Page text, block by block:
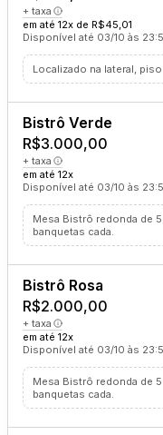
+ taxa
em até 12x de R$45,01
Disponível até 03/10 às
Localizado na lateral,
Bistrô Verde
R$3.000,00
+ taxa
em até 12x
Disponível até 03/10 às
Mesa Bistrô redonda de
banquetas cada.
Bistrô Rosa
R$2.000,00
+ taxa
em até 12x
Disponível até 03/10 às
Mesa Bistrô redonda de
banquetas cada.